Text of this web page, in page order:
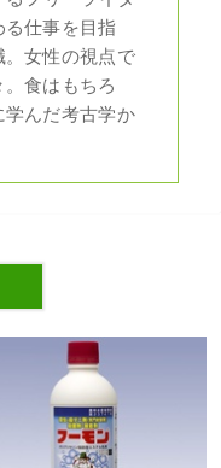
仕事を目指
。女性の視点で
食はもちろ
学んだ考古学か